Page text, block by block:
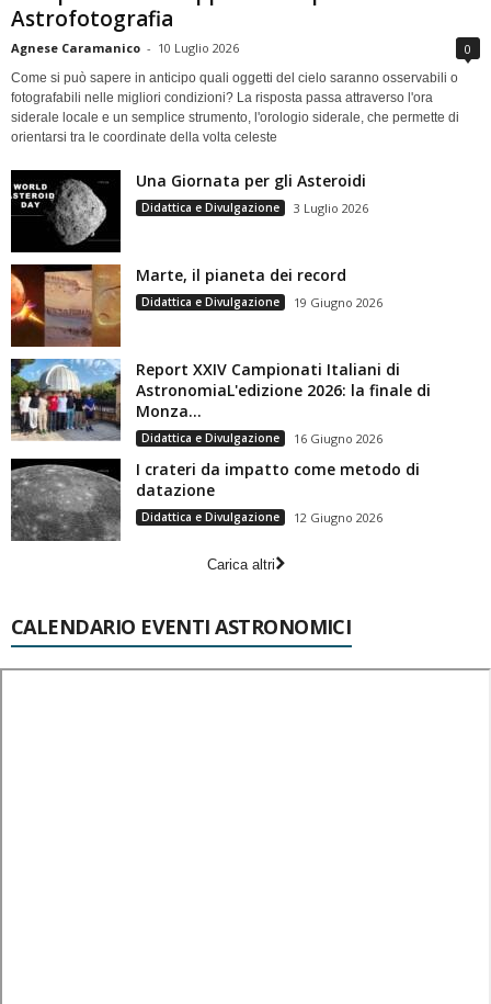
Astrofotografia
Agnese Caramanico - 10 Luglio 2026 0
Come si può sapere in anticipo quali oggetti del cielo saranno osservabili o
fotografabili nelle migliori condizioni? La risposta passa attraverso l'ora
siderale locale e un semplice strumento, l'orologio siderale, che permette di
orientarsi tra le coordinate della volta celeste
Una Giornata per gli Asteroidi
Didattica e Divulgazione 3 Luglio 2026
Marte, il pianeta dei record
Didattica e Divulgazione 19 Giugno 2026
Report XXIV Campionati Italiani di
AstronomiaL'edizione 2026: la finale di
Monza...
Didattica e Divulgazione 16 Giugno 2026
I crateri da impatto come metodo di
datazione
Didattica e Divulgazione 12 Giugno 2026
Carica altri
CALENDARIO EVENTI ASTRONOMICI